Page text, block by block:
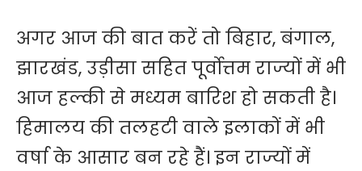
अगर आज की बात करें तो बिहार, बंगाल,
झारखंड, उड़ीसा सहित पूर्वोत्तम राज्यों में भी
आज हल्की से मध्यम बारिश हो सकती है।
हिमालय की तलहटी वाले इलाकों में भी
वर्षा के आसार बन रहे हैं। इन राज्यों में